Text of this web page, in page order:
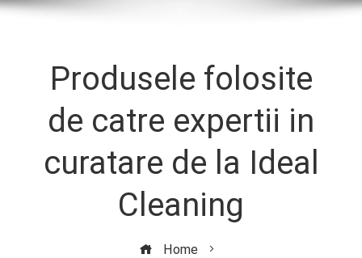
Produsele folosite
de catre expertii in
curatare de la Ideal
Cleaning
Home